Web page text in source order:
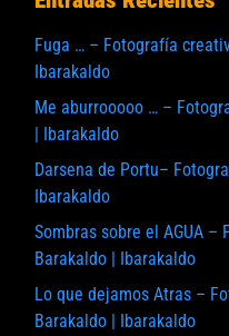
Fuga … – Fotografía
Ibarakaldo
Me aburrooooo … –
| Ibarakaldo
Darsena de Portu–
Ibarakaldo
Sombras sobre el AGUA
Barakaldo | Ibarakaldo
Lo que dejamos Atras –
Barakaldo | Ibarakaldo